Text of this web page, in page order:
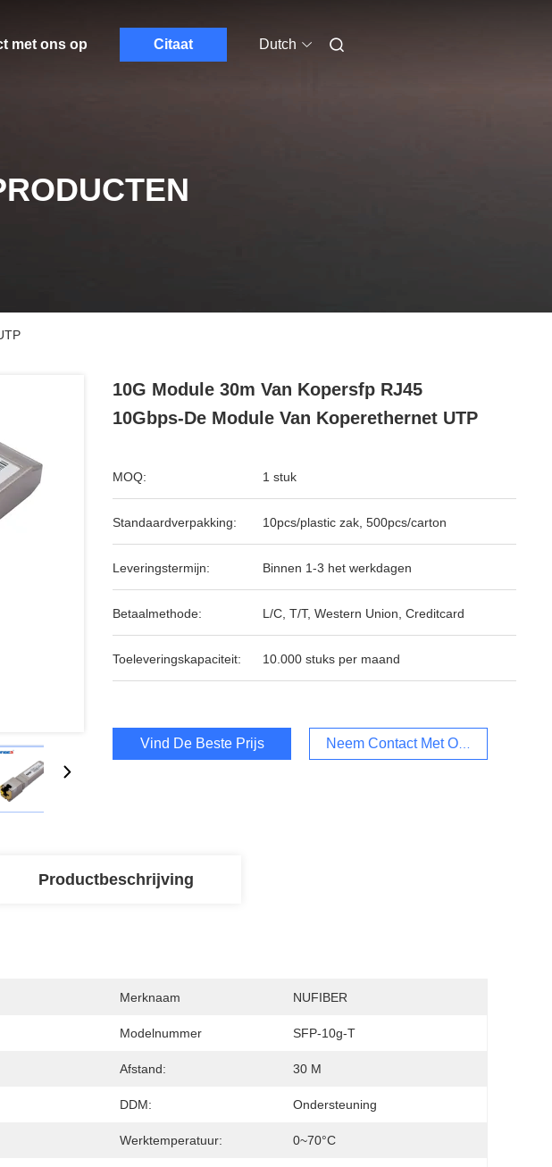
met ons op Citaat Dutch
10G Module 30m Van Kopersfp RJ45
10Gbps-De Module Van Koperethernet UTP
MOQ: 1 stuk
Standaardverpakking: 10pcs/plastic zak, 500pcs/carton
Leveringstermijn: Binnen 1-3 het werkdagen
Betaalmethode: L/C, T/T, Western Union, Creditcard
Toeleveringskapaciteit: 10.000 stuks per maand
Vind De Beste Prijs Neem Contact Met Ons Op
Productbeschrijving
Merknaam NUFIBER
Modelnummer SFP-10g-T
Afstand: 30 M
DDM: Ondersteuning
Werktemperatuur: 0~70°C